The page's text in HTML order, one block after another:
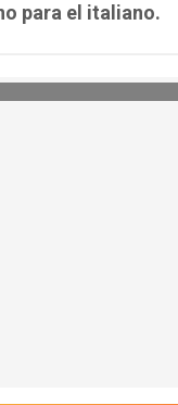
para el italiano.